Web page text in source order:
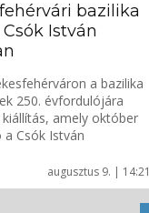
augusztus 9. | 14:21
bazilika
István
a bazilika
250. évfordulójára
amely október
Csók István